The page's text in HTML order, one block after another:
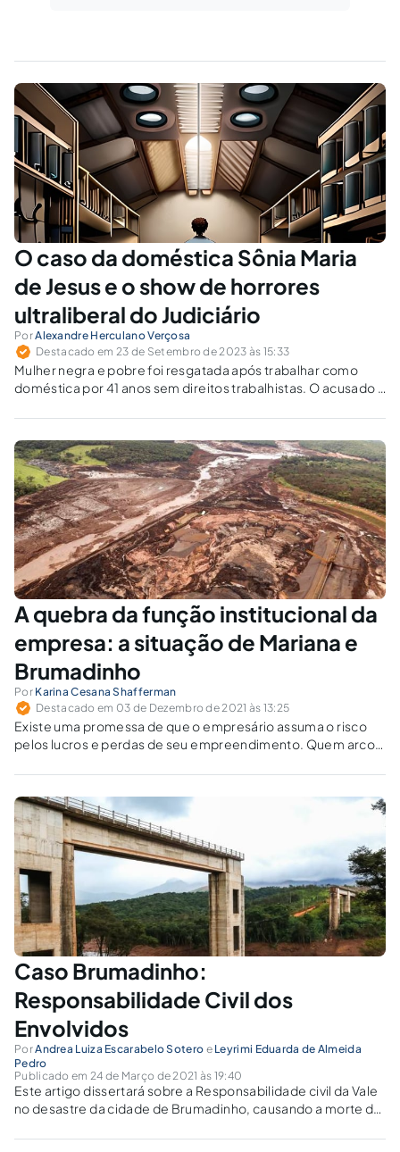
O caso da doméstica Sônia Maria
de Jesus e o show de horrores
ultraliberal do Judiciário
PorAlexandre Herculano Verçosa
Destacado em 23 de Setembro de 2023 às 15:33
Mulher negra e pobre foi resgatada após trabalhar como
doméstica por 41 anos sem direitos trabalhistas. O acusado é
retorno da suposta vítima para a residência dele, por
entender que a escolha cabe à própria vítima.
A quebra da função institucional da
empresa: a situação de Mariana e
Brumadinho
Por Karina Cesana Shafferman
Destacado em 03 de Dezembro de 2021 às 13:25
Existe uma promessa de que o empresário assuma o risco
pelos lucros e perdas de seu empreendimento. Quem arcou
Caso Brumadinho:
Responsabilidade Civil dos
Envolvidos
PorAndrea Luiza Escarabelo Sotero e Leyrimi Eduarda de Almeida
Pedro
Publicado em 24 de Março de 2021 às 19:40
Este artigo dissertará sobre a Responsabilidade civil da Vale
no desastre da cidade de Brumadinho, causando a morte de
também de regiões próximas a Brumadinho.